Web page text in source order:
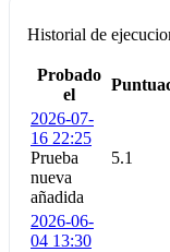
Historial de
Probado
el
2026-07-
16 22:25
Prueba
nueva
añadida
5.1
2026-06-
04 13:30